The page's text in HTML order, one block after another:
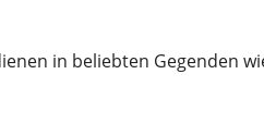
in beliebten Gegenden